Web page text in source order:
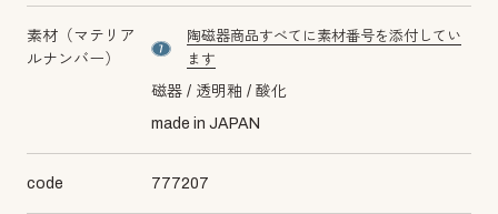
素材（マテリア
ルナンバー）
material number7
陶磁器商品すべてに素材番号を添付してい
ます
磁器 透明釉
酸化
made in JAPAN
code 777207